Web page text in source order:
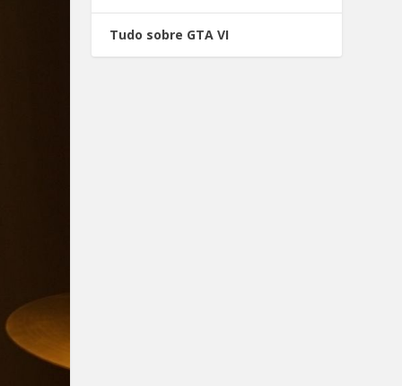
Tudo sobre GTA VI